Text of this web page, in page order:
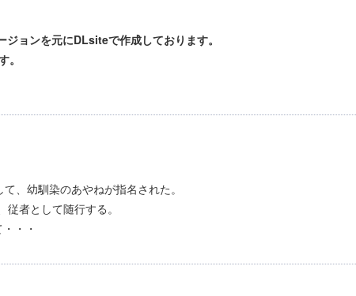
ョンを元にDLsiteで作成しております。
、幼馴染のあやねが指名された。
者として随行する。
・・